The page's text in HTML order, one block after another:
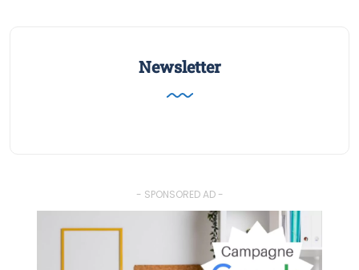
Newsletter
- SPONSORED AD -